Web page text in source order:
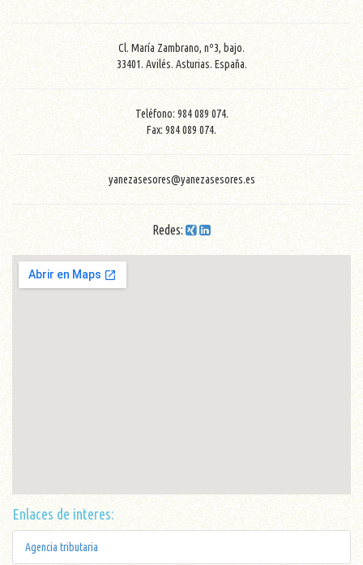
Cl. María Zambrano, nº3, bajo.
33401. Avilés. Asturias. España.
Teléfono: 984 089 074.
Fax: 984 089 074.
yanezasesores@yanezasesores.es
Redes:
Enlaces de interes:
Agencia tributaria